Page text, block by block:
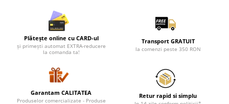
Seturi elegante femei
Umbrele
Pijamale de copii
Pijamale BIG SIZE femei
Cadouri ocazii speciale
Tricouri de craciun
Plătește online cu CARD-ul
și primești automat EXTRA-reducere
la comanda ta!
Transport GRATUIT
la comenzi peste 350 RON
Garantam CALITATEA
Produselor comercializate - Produse
Retur rapid si simplu